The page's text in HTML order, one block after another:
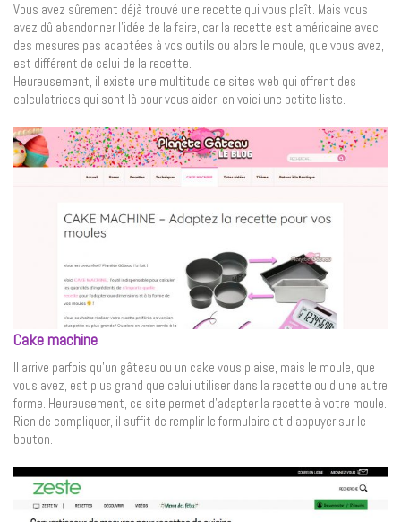
Vous avez sûrement déjà trouvé une recette qui vous plaît. Mais vous
avez dû abandonner l’idée de la faire, car la recette est américaine avec
des mesures pas adaptées à vos outils ou alors le moule, que vous avez,
est différent de celui de la recette.
Heureusement, il existe une multitude de sites web qui offrent des
calculatrices qui sont là pour vous aider, en voici une petite liste.
Cake machine
Il arrive parfois qu’un gâteau ou un cake vous plaise, mais le moule, que
vous avez, est plus grand que celui utiliser dans la recette ou d’une autre
forme. Heureusement, ce site permet d’adapter la recette à votre moule.
Rien de compliquer, il suffit de remplir le formulaire et d’appuyer sur le
bouton.